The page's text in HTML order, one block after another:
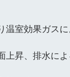
室効果ガスに
昇、排水に